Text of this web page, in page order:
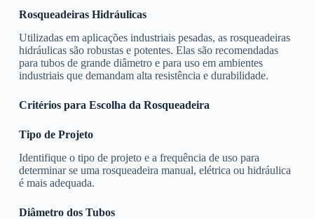
Rosqueadeiras Hidráulicas
Utilizadas em aplicações industriais pesadas, as rosqueadeiras
hidráulicas são robustas e potentes. Elas são recomendadas
para tubos de grande diâmetro e para uso em ambientes
industriais que demandam alta resistência e durabilidade.
Critérios para Escolha da Rosqueadeira
Tipo de Projeto
Identifique o tipo de projeto e a frequência de uso para
determinar se uma rosqueadeira manual, elétrica ou hidráulica
é mais adequada.
Diâmetro dos Tubos